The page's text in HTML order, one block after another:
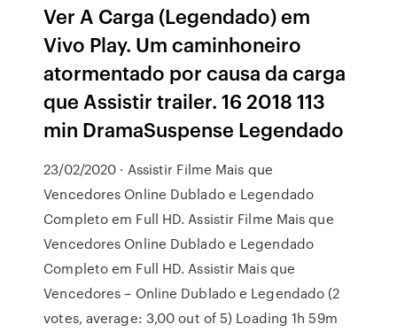
Ver A Carga (Legendado) em
Vivo Play. Um caminhoneiro
atormentado por causa da carga
que Assistir trailer. 16 2018 113
min DramaSuspense Legendado
23/02/2020 · Assistir Filme Mais que
Vencedores Online Dublado e Legendado
Completo em Full HD. Assistir Filme Mais que
Vencedores Online Dublado e Legendado
Completo em Full HD. Assistir Mais que
Vencedores – Online Dublado e Legendado (2
votes, average: 3,00 out of 5) Loading 1h 59m